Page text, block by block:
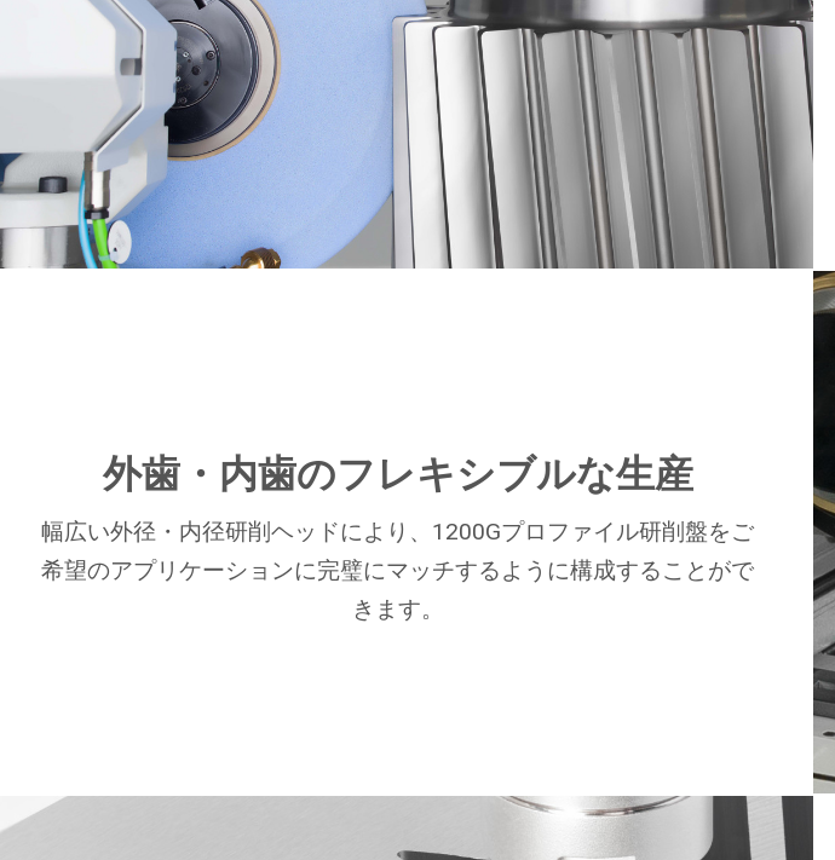
外歯・内歯のフレキシブルな生産
幅広い外径・内径研削ヘッドにより、1200Gプロファイル研削盤をご
希望のアプリケーションに完璧にマッチするように構成することがで
きます。